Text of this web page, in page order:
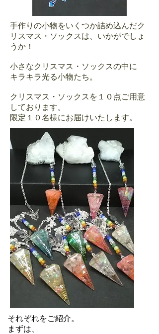
手作りの小物をいくつか詰め込んだク
リスマス・ソックスは、いかがでしょ
うか！
小さなクリスマス・ソックスの中に
キラキラ光る小物たち。
クリスマス・ソックスを１０点ご用意
しております。
​限定１０名様にお届けいたします。
それぞれをご紹介。
まずは、